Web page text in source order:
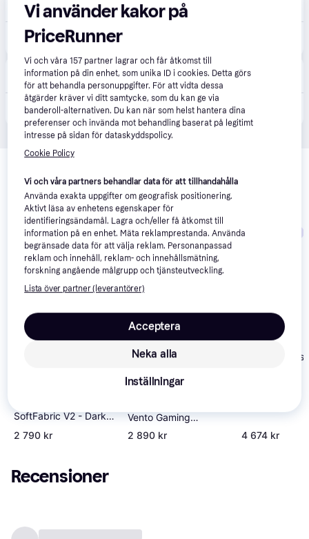
Fri frakt, Imorgon
Coolshop 4.5(139)
Fri frakt,2-4 dagar
Corsair - TC500 LUXE Gaming Chair - Shadow 7 499 kr
Relaterade produkter
Vi har plockat fram ett urval av produkter som kanske skulle
intressera dig. Visa alla
SoftFabric V2 - Dark
Grey
2 790 kr
Vento Gaming
Chair - Ash
2 890 kr
Sparco R333
4 674 kr
Recensioner
Vi använder kakor på
PriceRunner
Vi och våra157 partner lagrar och får åtkomst till
information på din enhet, som unika ID i cookies. Detta görs
för att behandla personuppgifter. För att vidta dessa
åtgärder kräver vi ditt samtycke, som du kan ge via
banderoll-alternativen. Du kan när som helst hantera dina
preferenser och invända mot behandling baserat på legitimt
intresse på sidan för dataskyddspolicy.
Cookie Policy
Vi och våra partners behandlar data för att tillhandahålla
Använda exakta uppgifter om geografisk positionering.
Aktivt läsa av enhetens egenskaper för
identifieringsändamål. Lagra och/eller få åtkomst till
information på en enhet. Mäta reklamprestanda. Använda
begränsade data för att välja reklam. Personanpassad
reklam och innehåll, reklam- och innehållsmätning,
forskning angående målgrupp och tjänsteutveckling.
Lista över partner (leverantörer)
Neka alla
Acceptera
Inställningar